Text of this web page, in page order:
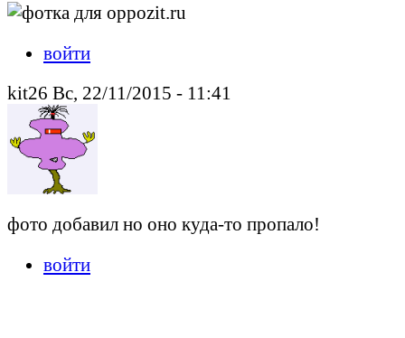
войти
kit26 Вс, 22/11/2015 - 11:41
фото добавил но оно куда-то пропало!
войти